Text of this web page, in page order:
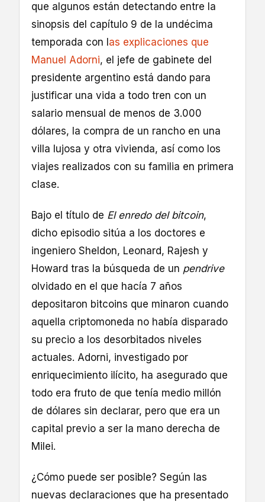
que algunos están detectando entre la
sinopsis del capítulo 9 de la undécima
temporada con l as explicaciones que
Manuel Adorni, el jefe de gabinete del
presidente argentino está dando para
justificar una vida a todo tren con un
salario mensual de menos de 3.000
dólares, la compra de un rancho en una
villa lujosa y otra vivienda, así como los
viajes realizados con su familia en primera
clase.
Bajo el título de El enredo del bitcoin,
dicho episodio sitúa a los doctores e
ingeniero Sheldon, Leonard, Rajesh y
Howard tras la búsqueda de un pendrive
olvidado en el que hacía 7 años
depositaron bitcoins que minaron cuando
aquella criptomoneda no había disparado
su precio a los desorbitados niveles
actuales. Adorni, investigado por
enriquecimiento ilícito, ha asegurado que
todo era fruto de que tenía medio millón
de dólares sin declarar, pero que era un
capital previo a ser la mano derecha de
Milei.
¿Cómo puede ser posible? Según las
nuevas declaraciones que ha presentado